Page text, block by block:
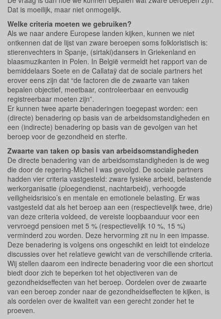
Dat is moeilijk, maar niet onmogelijk.
Welke criteria moeten we gebruiken?
Als we naar andere Europese landen kijken, kunnen we niet
ontkennen dat de lijst van zware beroepen soms folkloristisch is:
stierenvechters in Spanje, (sirtaki)dansers in Griekenland en
blaasmuzikanten in Polen. In België vermeldt het rapport van de
bemiddelaars Soete en de Callataÿ dat de sociale partners het
erover eens zijn dat “de factoren die de zwaarte van taken
bepalen objectief, meetbaar, controleerbaar en eenvoudig
registreerbaar moeten zijn”.
Er kunnen twee aparte benaderingen toegepast worden: een
(directe) benadering op basis van de arbeidsomstandigheden en
een (indirecte) benadering op basis van de gevolgen van het
beroep voor de gezondheid en sterfte.
Zwaarte van taken op basis van arbeidsomstandigheden
De directe benadering van de arbeidsomstandigheden is de weg
die door de regering-Michel I was gevolgd. De sociale partners
hadden vier criteria vastgesteld: zware fysieke arbeid, belastende
werkorganisatie (ploegendienst, nachtarbeid), verhoogde
veiligheidsrisico’s en mentale en emotionele belasting. Er was
vastgesteld dat als het beroep aan een (respectievelijk twee, drie)
van deze criteria voldeed, de vereiste loopbaanduur voor een
vervroegd pensioen met 5 % (respectievelijk 10 %, 15 %)
verminderd zou worden. Deze hervorming zit nu in een impasse.
Deze benadering is volgens ons ongeschikt en leidt tot eindeloze
discussies over het relatieve gewicht van de verschillende criteria.
Wij stellen daarom een indirecte benadering voor die een shortcut
biedt door zich te beperken tot het objectiveren van de
gezondheidseffecten van het beroep. Oordelen over de zwaarte
van een beroep zonder naar de gezondheidseffecten te kijken, is
als oordelen over de kwaliteit van een gerecht zonder het te
proeven.